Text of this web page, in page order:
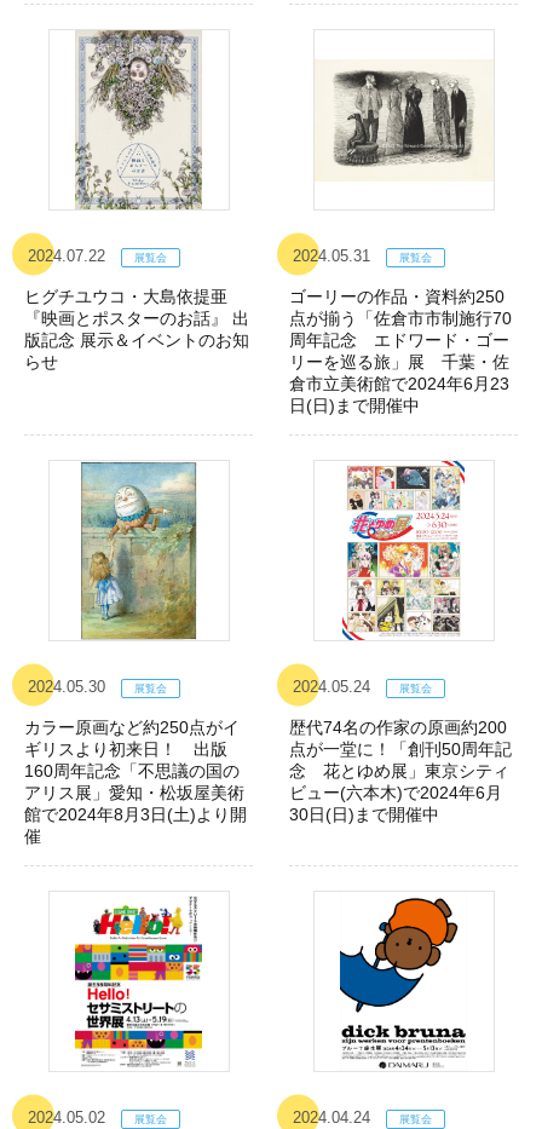
2024.07.22
ヒグチユウコ・大島依提亜
『映画とポスターのお話』 出
版記念 展示＆イベントのお知
らせ
2024.05.31
ゴーリーの作品・資料約250
点が揃う「佐倉市市制施行70
周年記念 エドワード・ゴー
リーを巡る旅」展 千葉・佐
倉市立美術館で2024年6月23
日(日)まで開催中
2024.05.30
カラー原画など約250点がイ
ギリスより初来日！ 出版
160周年記念「不思議の国の
アリス展」愛知・松坂屋美術
館で2024年8月3日(土)より開
催
2024.05.24
歴代74名の作家の原画約200
点が一堂に！「創刊50周年記
念 花とゆめ展」東京シティ
ビュー(六本木)で2024年6月
30日(日)まで開催中
2024.05.02 2024.04.24